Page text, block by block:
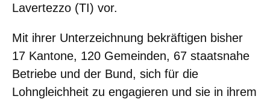
Lavertezzo (TI) vor.
Mit ihrer Unterzeichnung bekräftigen bisher
17 Kantone, 120 Gemeinden, 67 staatsnahe
Betriebe und der Bund, sich für die
Lohngleichheit zu engagieren und sie in ihrem